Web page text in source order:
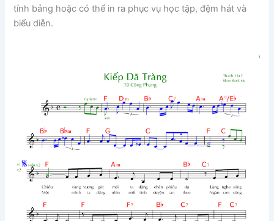
tính bảng hoặc có thể in ra phục vụ học tập, đệm hát và
biểu diễn.